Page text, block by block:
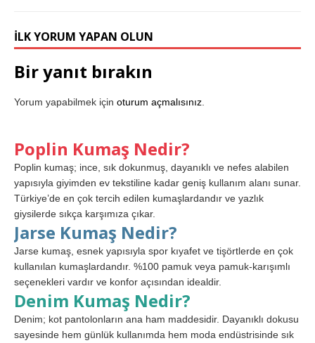
İLK YORUM YAPAN OLUN
Bir yanıt bırakın
Yorum yapabilmek için oturum açmalısınız
Poplin Kumaş Nedir?
Poplin kumaş; ince, sık dokunmuş, dayanıklı ve nefes alabilen
yapısıyla giyimden ev tekstiline kadar geniş kullanım alanı sunar.
Türkiye’de en çok tercih edilen kumaşlardandır ve yazlık
giysilerde sıkça karşımıza çıkar.
Jarse Kumaş Nedir?
Jarse kumaş, esnek yapısıyla spor kıyafet ve tişörtlerde en çok
kullanılan kumaşlardandır. %100 pamuk veya pamuk-karışımlı
seçenekleri vardır ve konfor açısından idealdir.
Denim Kumaş Nedir?
Denim; kot pantolonların ana ham maddesidir. Dayanıklı dokusu
sayesinde hem günlük kullanımda hem moda endüstrisinde sık